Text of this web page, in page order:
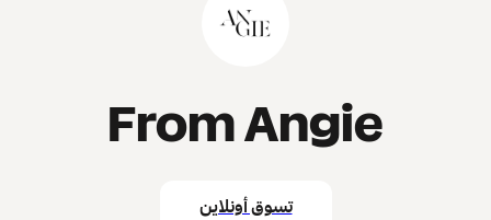
From Angie
تسوق أونلاين